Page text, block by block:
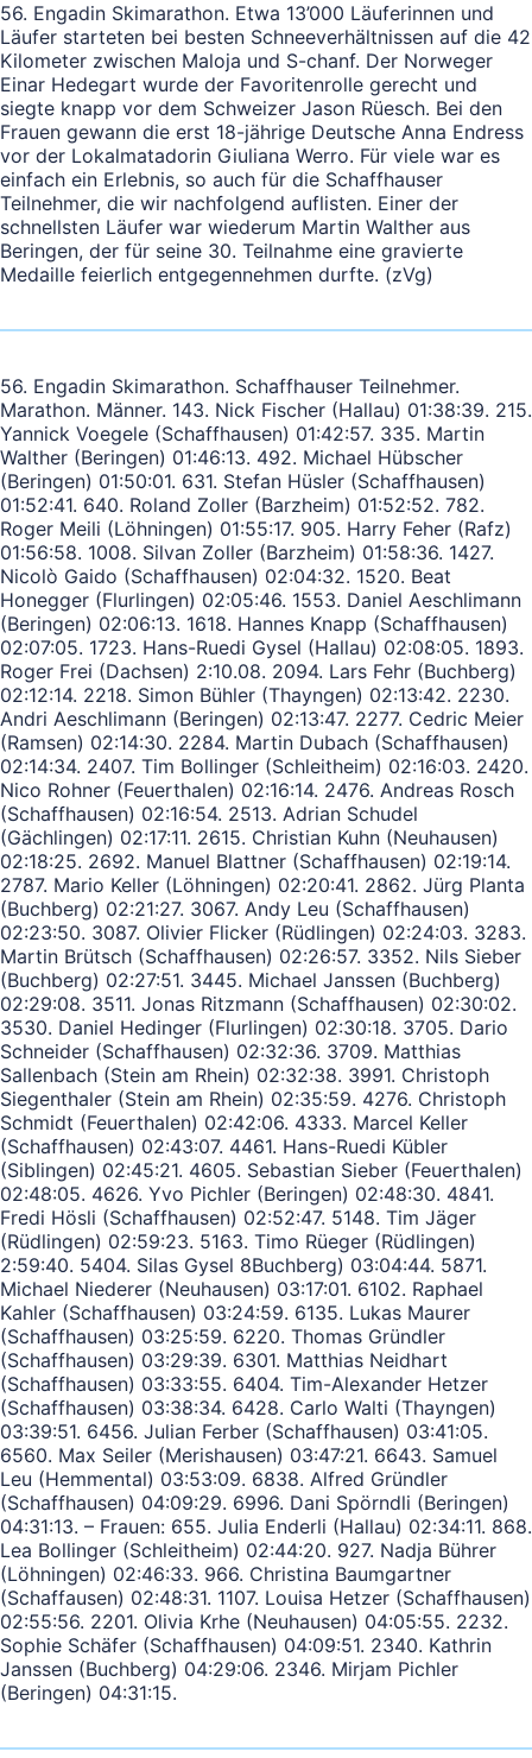
56. Engadin Skimarathon. Etwa 13’000 Läuferinnen und
Läufer starteten bei besten Schneeverhältnissen auf die 42
Kilometer zwischen Maloja und S-chanf. Der Norweger
Einar Hedegart wurde der Favoritenrolle gerecht und
siegte knapp vor dem Schweizer Jason Rüesch. Bei den
Frauen gewann die erst 18-jährige Deutsche Anna Endress
vor der Lokalmatadorin Giuliana Werro. Für viele war es
einfach ein Erlebnis, so auch für die Schaffhauser
Teilnehmer, die wir nachfolgend auflisten. Einer der
schnellsten Läufer war wiederum Martin Walther aus
Beringen, der für seine 30. Teilnahme eine gravierte
Medaille feierlich entgegennehmen durfte. (zVg)
56. Engadin Skimarathon. Schaffhauser Teilnehmer.
Marathon. Männer. 143. Nick Fischer (Hallau) 01:38:39. 215.
Yannick Voegele (Schaffhausen) 01:42:57. 335. Martin
Walther (Beringen) 01:46:13. 492. Michael Hübscher
(Beringen) 01:50:01. 631. Stefan Hüsler (Schaffhausen)
01:52:41. 640. Roland Zoller (Barzheim) 01:52:52. 782.
Roger Meili (Löhningen) 01:55:17. 905. Harry Feher (Rafz)
01:56:58. 1008. Silvan Zoller (Barzheim) 01:58:36. 1427.
Nicolò Gaido (Schaffhausen) 02:04:32. 1520. Beat
Honegger (Flurlingen) 02:05:46. 1553. Daniel Aeschlimann
(Beringen) 02:06:13. 1618. Hannes Knapp (Schaffhausen)
02:07:05. 1723. Hans-Ruedi Gysel (Hallau) 02:08:05. 1893.
Roger Frei (Dachsen) 2:10.08. 2094. Lars Fehr (Buchberg)
02:12:14. 2218. Simon Bühler (Thayngen) 02:13:42. 2230.
Andri Aeschlimann (Beringen) 02:13:47. 2277. Cedric Meier
(Ramsen) 02:14:30. 2284. Martin Dubach (Schaffhausen)
02:14:34. 2407. Tim Bollinger (Schleitheim) 02:16:03. 2420.
Nico Rohner (Feuerthalen) 02:16:14. 2476. Andreas Rosch
(Schaffhausen) 02:16:54. 2513. Adrian Schudel
(Gächlingen) 02:17:11. 2615. Christian Kuhn (Neuhausen)
02:18:25. 2692. Manuel Blattner (Schaffhausen) 02:19:14.
2787. Mario Keller (Löhningen) 02:20:41. 2862. Jürg Planta
(Buchberg) 02:21:27. 3067. Andy Leu (Schaffhausen)
02:23:50. 3087. Olivier Flicker (Rüdlingen) 02:24:03. 3283.
Martin Brütsch (Schaffhausen) 02:26:57. 3352. Nils Sieber
(Buchberg) 02:27:51. 3445. Michael Janssen (Buchberg)
02:29:08. 3511. Jonas Ritzmann (Schaffhausen) 02:30:02.
3530. Daniel Hedinger (Flurlingen) 02:30:18. 3705. Dario
Schneider (Schaffhausen) 02:32:36. 3709. Matthias
Sallenbach (Stein am Rhein) 02:32:38. 3991. Christoph
Siegenthaler (Stein am Rhein) 02:35:59. 4276. Christoph
Schmidt (Feuerthalen) 02:42:06. 4333. Marcel Keller
(Schaffhausen) 02:43:07. 4461. Hans-Ruedi Kübler
(Siblingen) 02:45:21. 4605. Sebastian Sieber (Feuerthalen)
02:48:05. 4626. Yvo Pichler (Beringen) 02:48:30. 4841.
Fredi Hösli (Schaffhausen) 02:52:47. 5148. Tim Jäger
(Rüdlingen) 02:59:23. 5163. Timo Rüeger (Rüdlingen)
2:59:40. 5404. Silas Gysel 8Buchberg) 03:04:44. 5871.
Michael Niederer (Neuhausen) 03:17:01. 6102. Raphael
Kahler (Schaffhausen) 03:24:59. 6135. Lukas Maurer
(Schaffhausen) 03:25:59. 6220. Thomas Gründler
(Schaffhausen) 03:29:39. 6301. Matthias Neidhart
(Schaffhausen) 03:33:55. 6404. Tim-Alexander Hetzer
(Schaffhausen) 03:38:34. 6428. Carlo Walti (Thayngen)
03:39:51. 6456. Julian Ferber (Schaffhausen) 03:41:05.
6560. Max Seiler (Merishausen) 03:47:21. 6643. Samuel
Leu (Hemmental) 03:53:09. 6838. Alfred Gründler
(Schaffhausen) 04:09:29. 6996. Dani Spörndli (Beringen)
04:31:13. – Frauen: 655. Julia Enderli (Hallau) 02:34:11. 868.
Lea Bollinger (Schleitheim) 02:44:20. 927. Nadja Bührer
(Löhningen) 02:46:33. 966. Christina Baumgartner
(Schaffausen) 02:48:31. 1107. Louisa Hetzer (Schaffhausen)
02:55:56. 2201. Olivia Krhe (Neuhausen) 04:05:55. 2232.
Sophie Schäfer (Schaffhausen) 04:09:51. 2340. Kathrin
Janssen (Buchberg) 04:29:06. 2346. Mirjam Pichler
(Beringen) 04:31:15.